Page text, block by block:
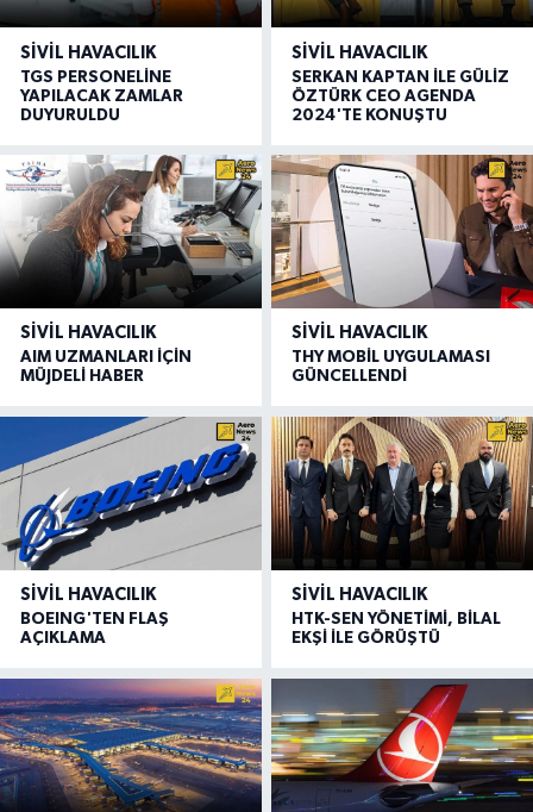
SIVIL HAVACILIK
TGS PERSONELİNE
YAPILACAK ZAMLAR
DUYURULDU
SIVIL HAVACILIK
SERKAN KAPTAN İLE GÜLİZ
ÖZTÜRK CEO AGENDA
2024'TE KONUŞTU
SIVIL HAVACILIK
AIM UZMANLARI İÇİN
MÜJDELİ HABER
SIVIL HAVACILIK
THY MOBİL UYGULAMASI
GÜNCELLENDİ
SIVIL HAVACILIK
BOEING'TEN FLAŞ
AÇIKLAMA
SIVIL HAVACILIK
HTK-SEN YÖNETİMİ, BİLAL
EKŞİ İLE GÖRÜŞTÜ